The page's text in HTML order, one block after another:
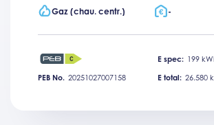
Gaz (chau. centr.)
-
E spec: 199
PEB No. 20251027007158 E total: 26.580